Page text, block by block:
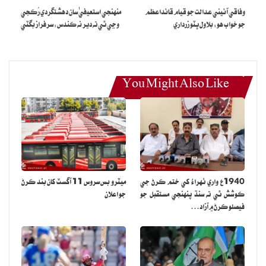
ٿيندي.
هن رانديگرن جي حد کان وڌيڪ مشهوري تي پڻ تنقيد ڪندي چيو ته
حيثيت وساري ويهندا ۽ پنهنجو پاڻ کي وڌيڪ اهميت ڏيڻ لڳندا آهن.
سندس چوڻ هو اِها ڳالهه سمجهڻ ضروري آهي ته پاڪستاني ٽيم لاءِ کيڏڻ
سڀ کان بهترين وقت هئڻ گهرجي، رانديگرن جي صلاحيتن کي صحيح
نموني استعمال ڪرڻ لاءِ هڪ منظم ۽ پروفيشنل ماحول جي ضرورت آهي
ته جيئن هو سمورو ڌيان پنهنجي ڪارڪردگي تي ڏئي سگهن.
وفاقي آئيني عدالت جو قيام قائداعظم
جو خواب هو: بلاول ڀٽو زرداري
منهنجي استعيفيٰ سان دهشتگردي رُڪجي
وڃي ٿي ته دير نه ڪندس: سرفراز بگٽي
You Might Also Like
1940ع واري ٺهراءُ کي ختم ڪرڻ جي
ڪوشش ٿي ته سنڌ پنهنجي مستقبل جو
فيصلو ڪرڻ ۾ آزاد…
ميٽرو بس سروس 11 آگسٽ کان بند ڪرڻ
جو اعلان